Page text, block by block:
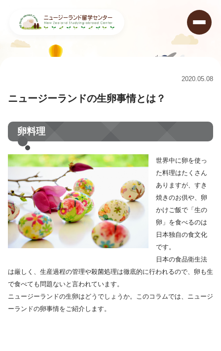
ニュージーランドの生卵事情とは？2020.05.08
ニュージーランドの生卵事情とは？
卵料理
世界中に卵を使っ
た料理はたくさん
ありますが、すき
焼きのお供や、卵
かけご飯で「生の
卵」を食べるのは
日本独自の食文化
です。
日本の食品衛生法
は厳しく、生産過程の管理や殺菌処理は徹底的に行われるので、卵も生
で食べても問題ないと言われています。
ニュージーランドの生卵はどうでしょうか。このコラムでは、ニュージ
ーランドの卵事情をご紹介します。